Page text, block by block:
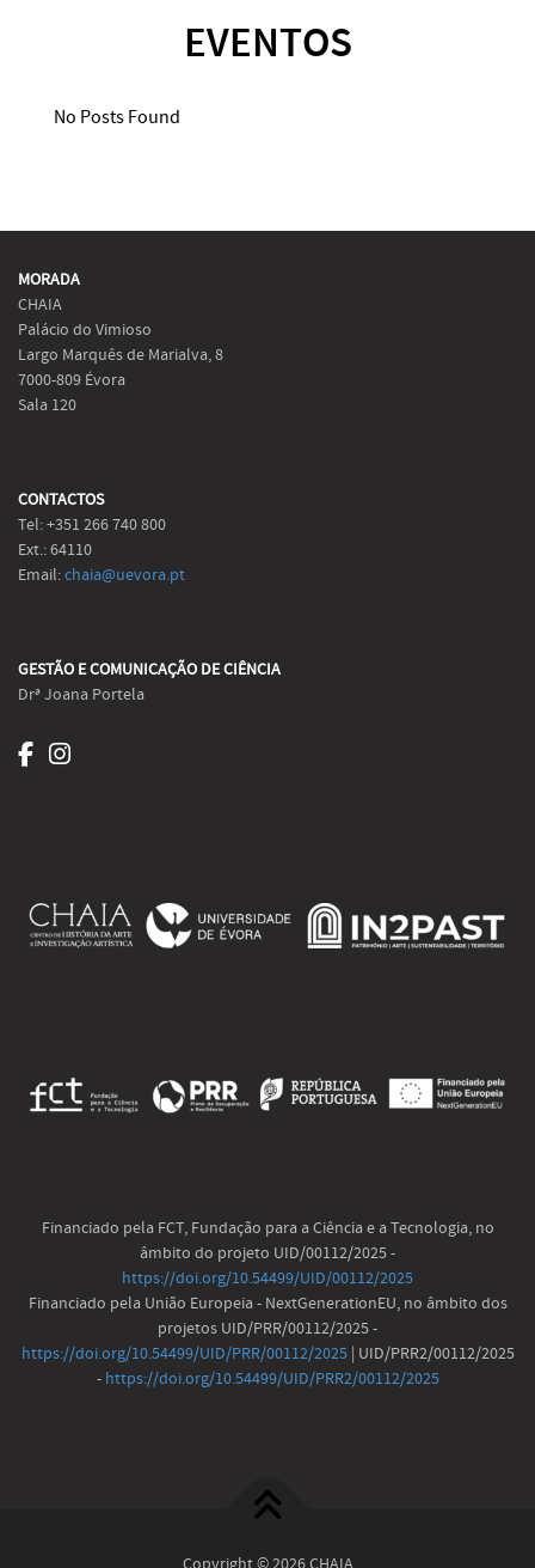
EVENTOS
No Posts Found
MORADA
CHAIA
Palácio do Vimioso
Largo Marquês de Marialva, 8
7000-809 Évora
Sala 120
CONTACTOS
Tel: +351 266 740 800
Ext.: 64110
Email:chaia@uevora.pt
GESTÃO E COMUNICAÇÃO DE CIÊNCIA
Drª Joana Portela
Financiado pela FCT, Fundação para a Ciência e a Tecnologia, no
âmbito do projeto UID/00112/2025 -
https://doi.org/10.54499/UID/00112/2025
Financiado pela União Europeia - NextGenerationEU, no âmbito dos
projetos UID/PRR/00112/2025 -
https://doi.org/10.54499/UID/PRR/00112/2025| UID/PRR2/00112/2025
- https://doi.org/10.54499/UID/PRR2/00112/2025